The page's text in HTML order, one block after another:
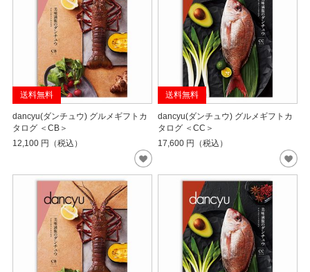
送料無料
dancyu(ダンチュウ) グルメギフトカ
タログ ＜CB＞
12,100 円（税込）
送料無料
dancyu(ダンチュウ) グルメギフトカ
タログ ＜CC＞
17,600 円（税込）